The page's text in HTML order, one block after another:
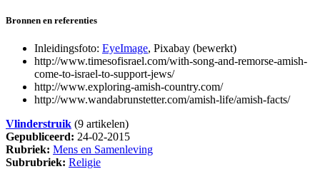
Bronnen en referenties
Inleidingsfoto: EyeImage, Pixabay (bewerkt)
http://www.timesofisrael.com/with-song-and-remorse-amish-
come-to-israel-to-support-jews/
http://www.exploring-amish-country.com/
http://www.wandabrunstetter.com/amish-life/amish-facts/
Vlinderstruik (9 artikelen)
Gepubliceerd: 24-02-2015
Rubriek: Mens en Samenleving
Subrubriek: Religie